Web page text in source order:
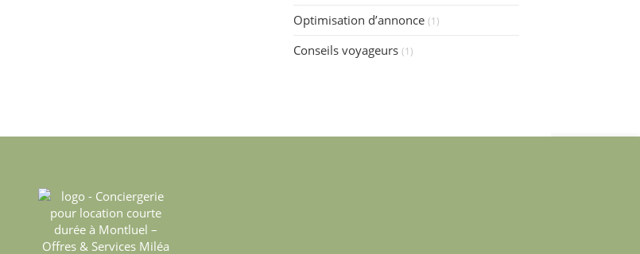
Optimisation d’annonce (1)
Conseils voyageurs (1)